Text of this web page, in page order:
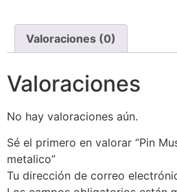
Valoraciones (0)
Valoraciones
No hay valoraciones aún.
Sé el primero en valorar “Pin
metalico”
Tu dirección de correo